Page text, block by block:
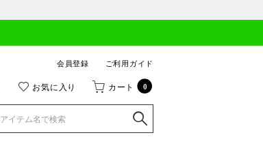
会員登録 ご利用ガイド
お気に入り カート 0